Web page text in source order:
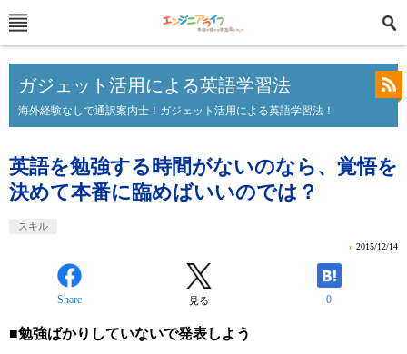
ガジェット活用による英語学習法
海外経験なしで通訳案内士！ガジェット活用による英語学習法！
英語を勉強する時間がないのなら、覚悟を
決めて本番に臨めばいいのでは？
スキル
» 2015/12/14
Share 見る 0
■勉強ばかりしていないで発表しよう